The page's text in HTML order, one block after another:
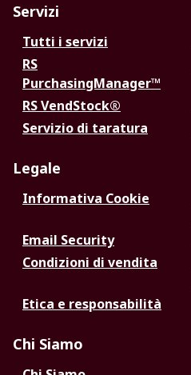
Servizi
Tutti i servizi
RS
PurchasingManager™
RS VendStock®
Servizio di taratura
Legale
Informativa Cookie
Email Security
Condizioni di vendita
Etica e responsabilità
Chi Siamo